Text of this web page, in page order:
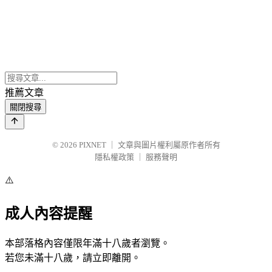
推薦文章
關閉搜尋
© 2026 PIXNET
文章與圖片權利屬原作者所有
隱私權政策
服務聲明
⚠️
成人內容提醒
本部落格內容僅限年滿十八歲者瀏覽。
若您未滿十八歲，請立即離開。